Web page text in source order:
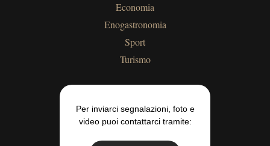
Economia
Enogastronomia
Sport
Turismo
Per inviarci segnalazioni, foto e
video puoi contattarci tramite: